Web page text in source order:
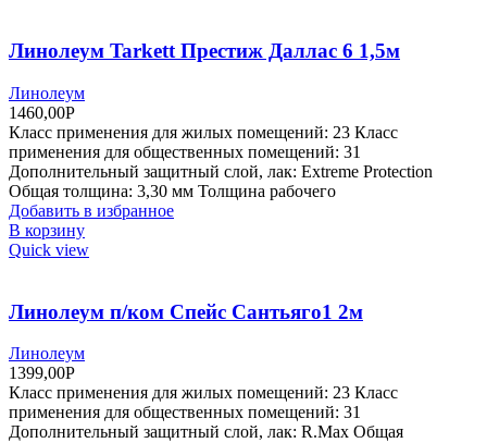
Линолеум Tarkett Престиж Даллас 6 1,5м
Линолеум
1460,00Р
Класс применения для жилых помещений: 23 Класс
применения для общественных помещений: 31
Дополнительный защитный слой, лак: Extreme Protection
Общая толщина: 3,30 мм Толщина рабочего
Добавить в избранное
В корзину
Quick view
Линолеум п/ком Спейс Сантьяго1 2м
Линолеум
1399,00Р
Класс применения для жилых помещений: 23 Класс
применения для общественных помещений: 31
Дополнительный защитный слой, лак: R.Max Общая